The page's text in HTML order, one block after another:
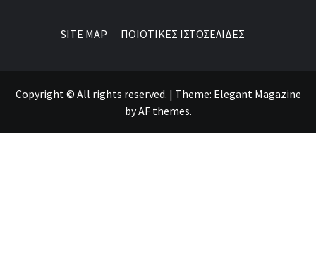
SITE MAP ΠΟΙΟΤΙΚΕΣ ΙΣΤΟΣΕΛΙΔΕΣ
Copyright © All rights reserved. | Theme: Elegant Magazine
byAF themes.